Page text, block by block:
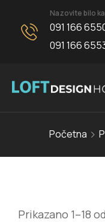
Nazovite bilo
091 166
091 166
Početna
Prikazano 1–18